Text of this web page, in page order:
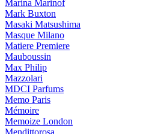
Marina Marinof
Mark Buxton
Masaki Matsushima
Masque Milano
Matiere Premiere
Mauboussin
Max Philip
Mazzolari
MDCI Parfums
Memo Paris
Mémoire
Memoize London
Mendittorosa